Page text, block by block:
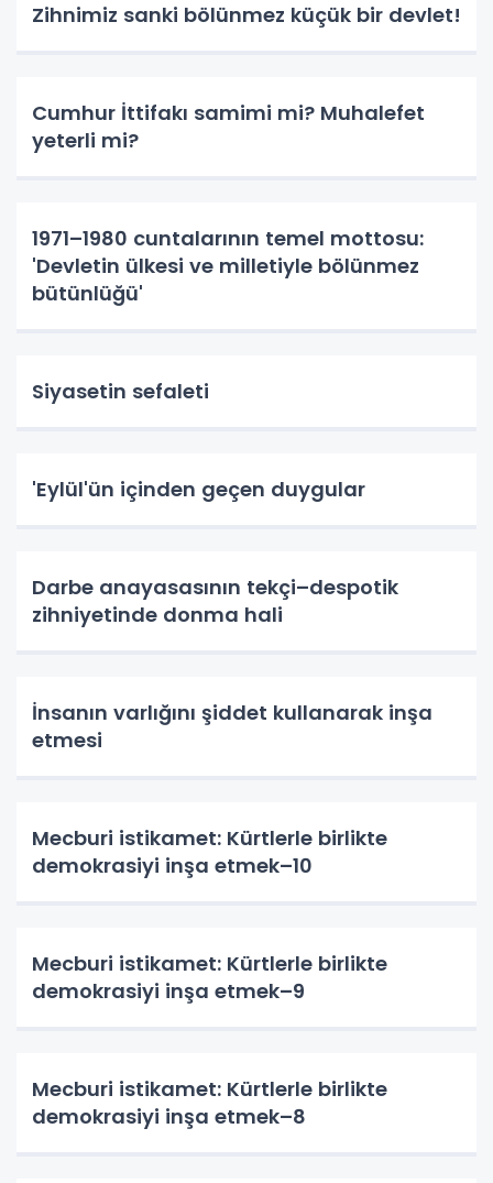
Zihnimiz sanki bölünmez küçük bir devlet!
Cumhur İttifakı samimi mi? Muhalefet
yeterli mi?
1971–1980 cuntalarının temel mottosu:
'Devletin ülkesi ve milletiyle bölünmez
bütünlüğü'
Siyasetin sefaleti
'Eylül'ün içinden geçen duygular
Darbe anayasasının tekçi–despotik
zihniyetinde donma hali
İnsanın varlığını şiddet kullanarak inşa
etmesi
Mecburi istikamet: Kürtlerle birlikte
demokrasiyi inşa etmek–10
Mecburi istikamet: Kürtlerle birlikte
demokrasiyi inşa etmek–9
Mecburi istikamet: Kürtlerle birlikte
demokrasiyi inşa etmek–8